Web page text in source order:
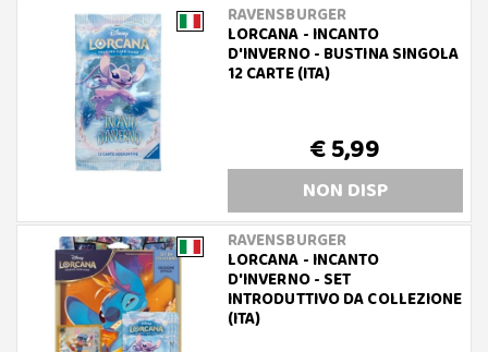
RAVENSBURGER
LORCANA - INCANTO
D'INVERNO - BUSTINA SINGOLA
12 CARTE (ITA)
€ 5,99
NON DISP
RAVENSBURGER
LORCANA - INCANTO
D'INVERNO - SET
INTRODUTTIVO DA COLLEZIONE
(ITA)